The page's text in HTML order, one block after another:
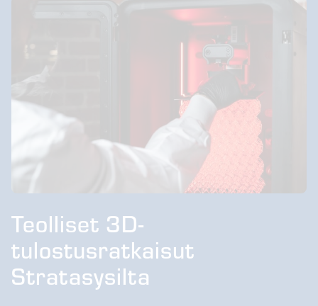
Teolliset 3D-
tulostusratkaisut
Stratasysilta